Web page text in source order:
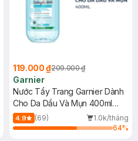
119.000 ₫209.000 ₫
Garnier
Nước Tẩy Trang Garnier Dành
Cho Da Dầu Và Mụn 400ml
(Mới)
4.9 (69)
1.0k/tháng
64%